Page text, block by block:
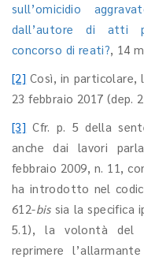
sull’omicidio
dall’autore di atti
concorso di reati?, 14
[2] Così, in particolare,
23 febbraio 2017 (dep.
[3] Cfr. p. 5 della
anche dai lavori
febbraio 2009, n. 11,
ha introdotto nel
612-bissia la specifica
5.1), la volontà del
reprimere